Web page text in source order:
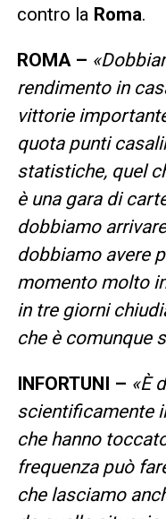
contro la Roma.
ROMA –
rendimento in
vittorie
quota punti
statistiche, quel
è una gara di
dobbiamo
dobbiamo avere
momento molto
in tre giorni
che è comunque
INFORTUNI – «È
scientificamente
che hanno
frequenza può
che lasciamo